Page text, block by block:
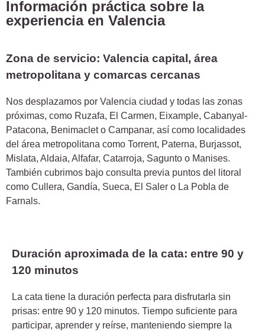
Información práctica sobre la
experiencia en Valencia
Zona de servicio: Valencia capital, área
metropolitana y comarcas cercanas
Nos desplazamos por Valencia ciudad y todas las zonas
próximas, como Ruzafa, El Carmen, Eixample, Cabanyal-
Patacona, Benimaclet o Campanar, así como localidades
del área metropolitana como Torrent, Paterna, Burjassot,
Mislata, Aldaia, Alfafar, Catarroja, Sagunto o Manises.
También cubrimos bajo consulta previa puntos del litoral
como Cullera, Gandía, Sueca, El Saler o La Pobla de
Farnals.
Duración aproximada de la cata: entre 90 y
120 minutos
La cata tiene la duración perfecta para disfrutarla sin
prisas: entre 90 y 120 minutos. Tiempo suficiente para
participar, aprender y reírse, manteniendo siempre la